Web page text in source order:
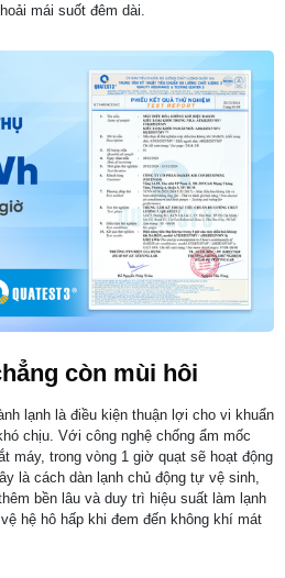
mái suốt đêm dài.
còn mùi hôi
lạnh là điều kiện thuận lợi cho vi khuẩn
chịu. Với công nghệ chống ẩm mốc
máy, trong vòng 1 giờ quạt sẽ hoạt động
là cách dàn lạnh chủ động tự vệ sinh,
bền lâu và duy trì hiệu suất làm lạnh
hệ hô hấp khi đem đến không khí mát